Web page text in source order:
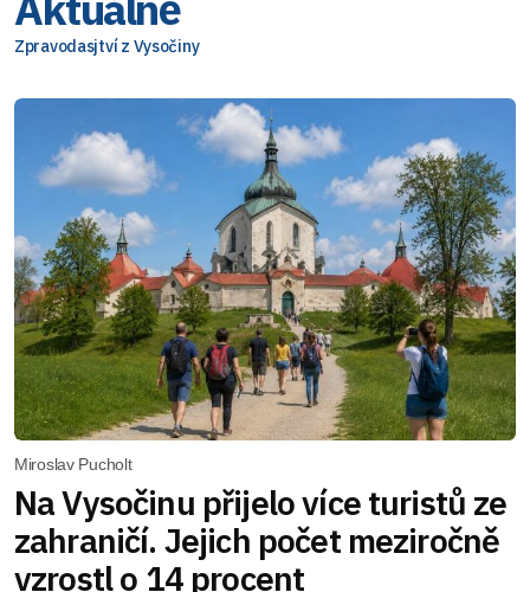
Zpravodasjtví z Vysočiny
Miroslav Pucholt
Na Vysočinu přijelo více turistů ze
zahraničí. Jejich počet meziročně
vzrostl o 14 procent